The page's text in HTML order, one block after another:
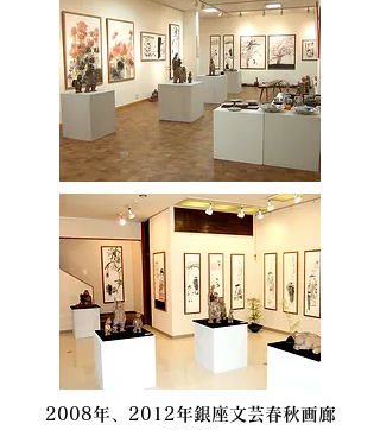
2008年、2012年銀座文芸春秋画廊